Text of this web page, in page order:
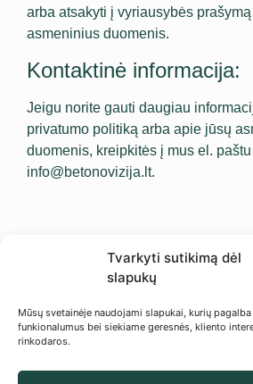
Tvarkyti sutikimą dėl
slapukų
Mūsų svetainėje naudojami slapukai, kurių
funkionalumus bei siekiame geresnės, kliento
rinkodaros.
arba atsakyti į vyriausybės
asmeninius duomenis.
Kontaktinė informacija:
Jeigu norite gauti daugiau
privatumo politiką arba apie jūsų
duomenis, kreipkitės į mus el. paštu
info@betonovizija.lt.